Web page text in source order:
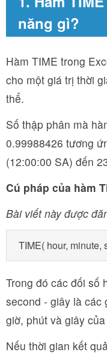
năng gì?
Hàm TIME trong
cho một giá trị thời
thể.
Số thập phân mà
0.99988426 tương
(12:00:00 SA) đến
Cú pháp của hàm
Bài viết này được
TIME( hour, minute,
Trong đó các đối số
second - giây là các
giờ, phút và giây
Nếu thời gian kết